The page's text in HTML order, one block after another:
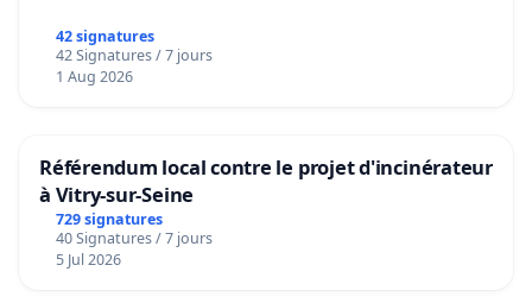
42 signatures
42 Signatures / 7 jours
1 Aug 2026
Référendum local contre le projet d'incinérateur
à Vitry-sur-Seine
729 signatures
40 Signatures / 7 jours
5 Jul 2026